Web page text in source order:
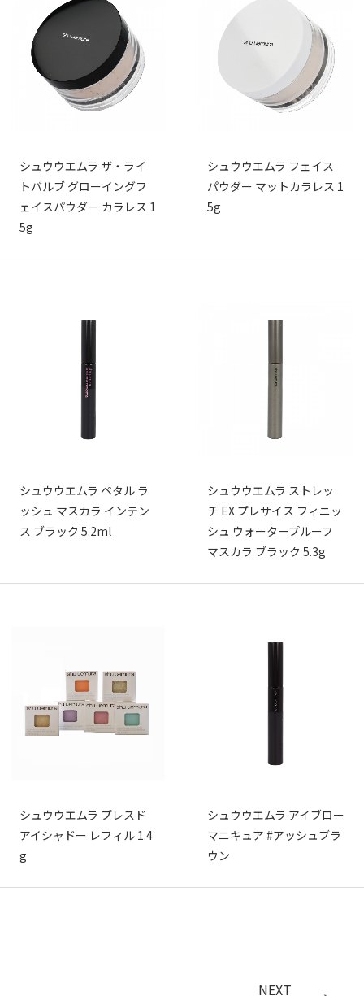
シュウウエムラ ザ・ライ
トバルブ グローイングフ
ェイスパウダー カラレス 1
5g
シュウウエムラ フェイス
パウダー マットカラレス 1
5g
シュウウエムラ ペタル ラ
ッシュ マスカラ インテン
ス ブラック 5.2ml
シュウウエムラ ストレッ
チ EX プレサイス フィニッ
シュ ウォータープルーフ
マスカラ ブラック 5.3g
シュウウエムラ プレスド
アイシャドー レフィル 1.4
g
シュウウエムラ アイブロー
マニキュア #アッシュブラ
ウン
NEXT